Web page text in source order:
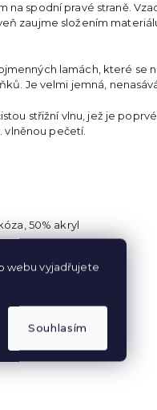
webu vyjadřujete
Souhlasím
na spodní pravé straně.
zaujme složením
lamách, které se
Je velmi jemná,
střižní vlnu, jež je
vlněnou pečetí.
50% akryl